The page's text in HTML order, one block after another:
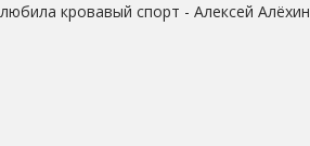
кровавый спорт - Алексей